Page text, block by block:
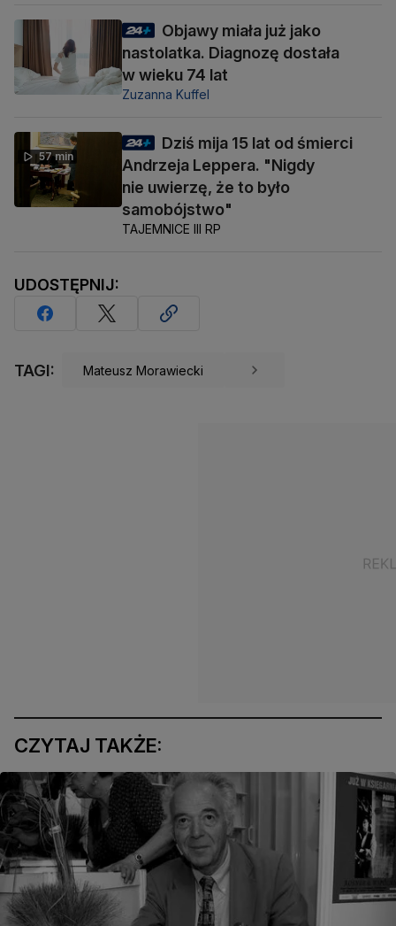
Objawy miała już jako
nastolatka. Diagnozę dostała
w wieku 74 lat
Zuzanna Kuffel
57 min
Dziś mija 15 lat od śmierci
Andrzeja Leppera. "Nigdy
nie uwierzę, że to było
samobójstwo"
TAJEMNICE III RP
UDOSTĘPNIJ:
TAGI: Mateusz Morawiecki
CZYTAJ TAKŻE: